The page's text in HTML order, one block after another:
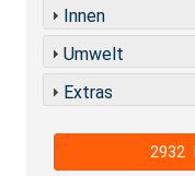
Innen
Umwelt
Extras
2932